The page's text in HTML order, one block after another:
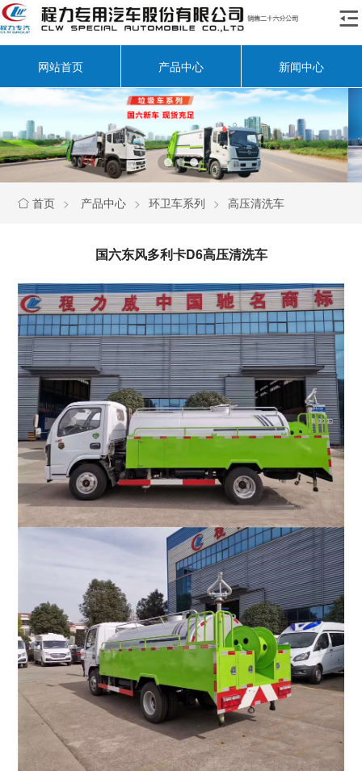

网站首页 产品中心 新闻中心
 首页 > 产品中心 > 环卫车系列 > 高压清洗车
国六东风多利卡D6高压清洗车